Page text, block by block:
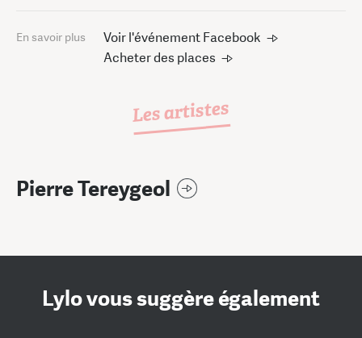
En savoir plus
Voir l'événement Facebook
Acheter des places
Les artistes
Pierre Tereygeol
Lylo vous suggère également